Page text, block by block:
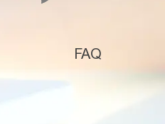
FAQ